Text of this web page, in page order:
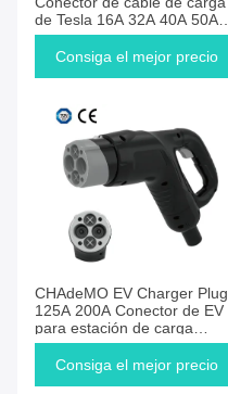
de Tesla 16A 32A 40A 50A
60A 80A
Consiga el mejor precio
CHAdeMO EV Charger Plug
125A 200A Conector de EV
para estación de carga
rápida de EV de CC
Consiga el mejor precio